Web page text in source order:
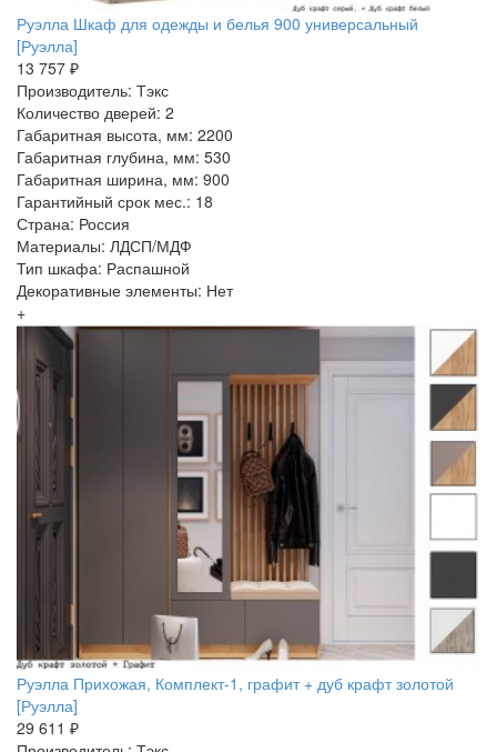
Руэлла Шкаф для одежды и белья 900 универсальный
[Руэлла]
13 757 ₽
Производитель: Тэкс
Количество дверей: 2
Габаритная высота, мм: 2200
Габаритная глубина, мм: 530
Габаритная ширина, мм: 900
Гарантийный срок мес.: 18
Страна: Россия
Материалы: ЛДСП/МДФ
Тип шкафа: Распашной
Декоративные элементы: Нет
+
Руэлла Прихожая, Комплект-1, графит + дуб крафт золотой
[Руэлла]
29 611 ₽